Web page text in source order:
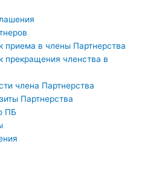
приема в члены Партнерства
прекращения членства в
члена Партнерства
Партнерства
ПБ